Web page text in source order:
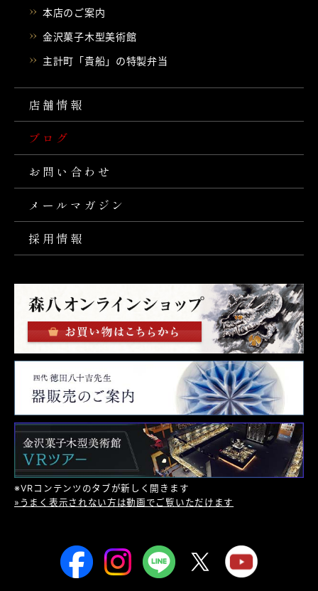
本店のご案内
金沢菓子木型美術館
主計町「貴船」の特製弁当
店舗情報
ブログ
お問い合わせ
メールマガジン
採用情報
※VRコンテンツのタブが新しく開きます
»うまく表示されない方は動画でご覧いただけます